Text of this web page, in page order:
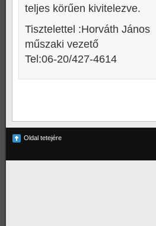
teljes körűen kivitelezve.
Tisztelettel :Horváth János
műszaki vezető
Tel:06-20/427-4614
Oldal tetejére